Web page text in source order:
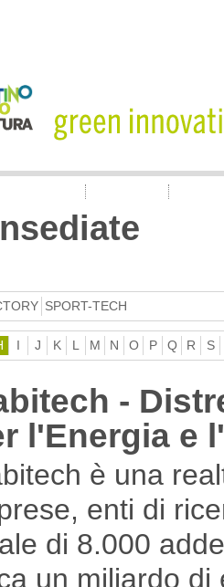
SPORT-TECH
I J K L M N O P Q R S
-
l'Energia e
è una
enti di
di 8.000
un miliardo di